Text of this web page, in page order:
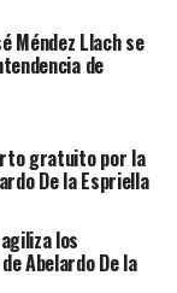
Méndez Llach se
de
gratuito por la
De la Espriella
los
Abelardo De la